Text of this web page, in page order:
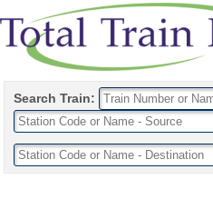
Search Train: